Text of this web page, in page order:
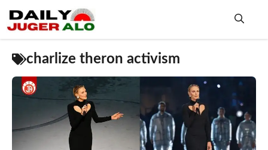
content
charlize theron activism